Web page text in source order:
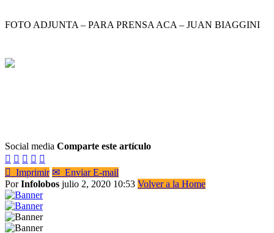
FOTO ADJUNTA – PARA PRENSA ACA – JUAN BIAGGINI
Social media Comparte este artículo
    
 Imprimir ✉ Enviar E-mail
PorInfolobos julio 2, 2020 10:53 Volver a la Home